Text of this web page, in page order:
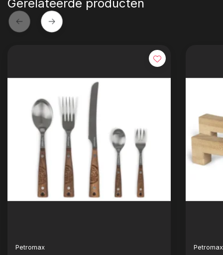
Gerelateerde producten
Petromax Petromax